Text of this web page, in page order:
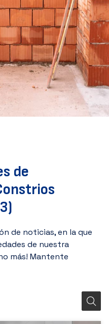
de
de noticias, en la que
de nuestra
más! Mantente